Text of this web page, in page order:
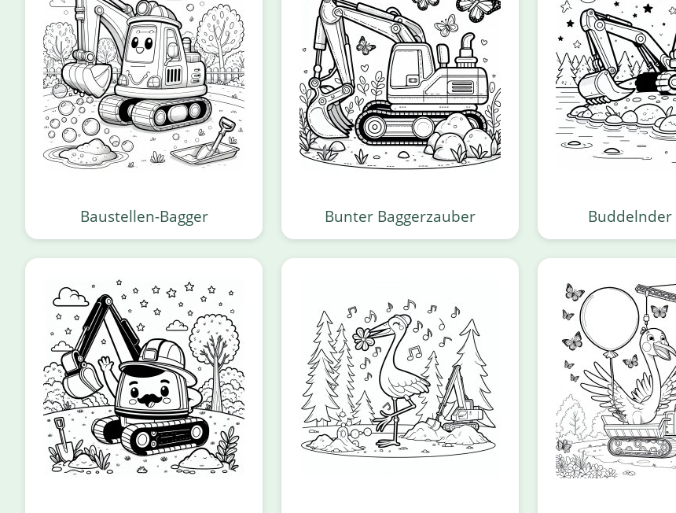
Baustellen-Bagger Bunter Baggerzauber Buddelnder